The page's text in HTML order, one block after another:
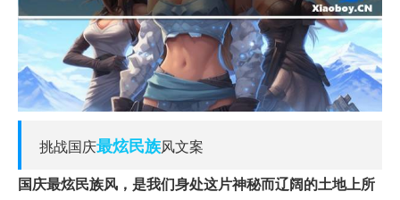
挑战国庆最炫民族风文案
国庆最炫民族风，是我们身处这片神秘而辽阔的土地上所